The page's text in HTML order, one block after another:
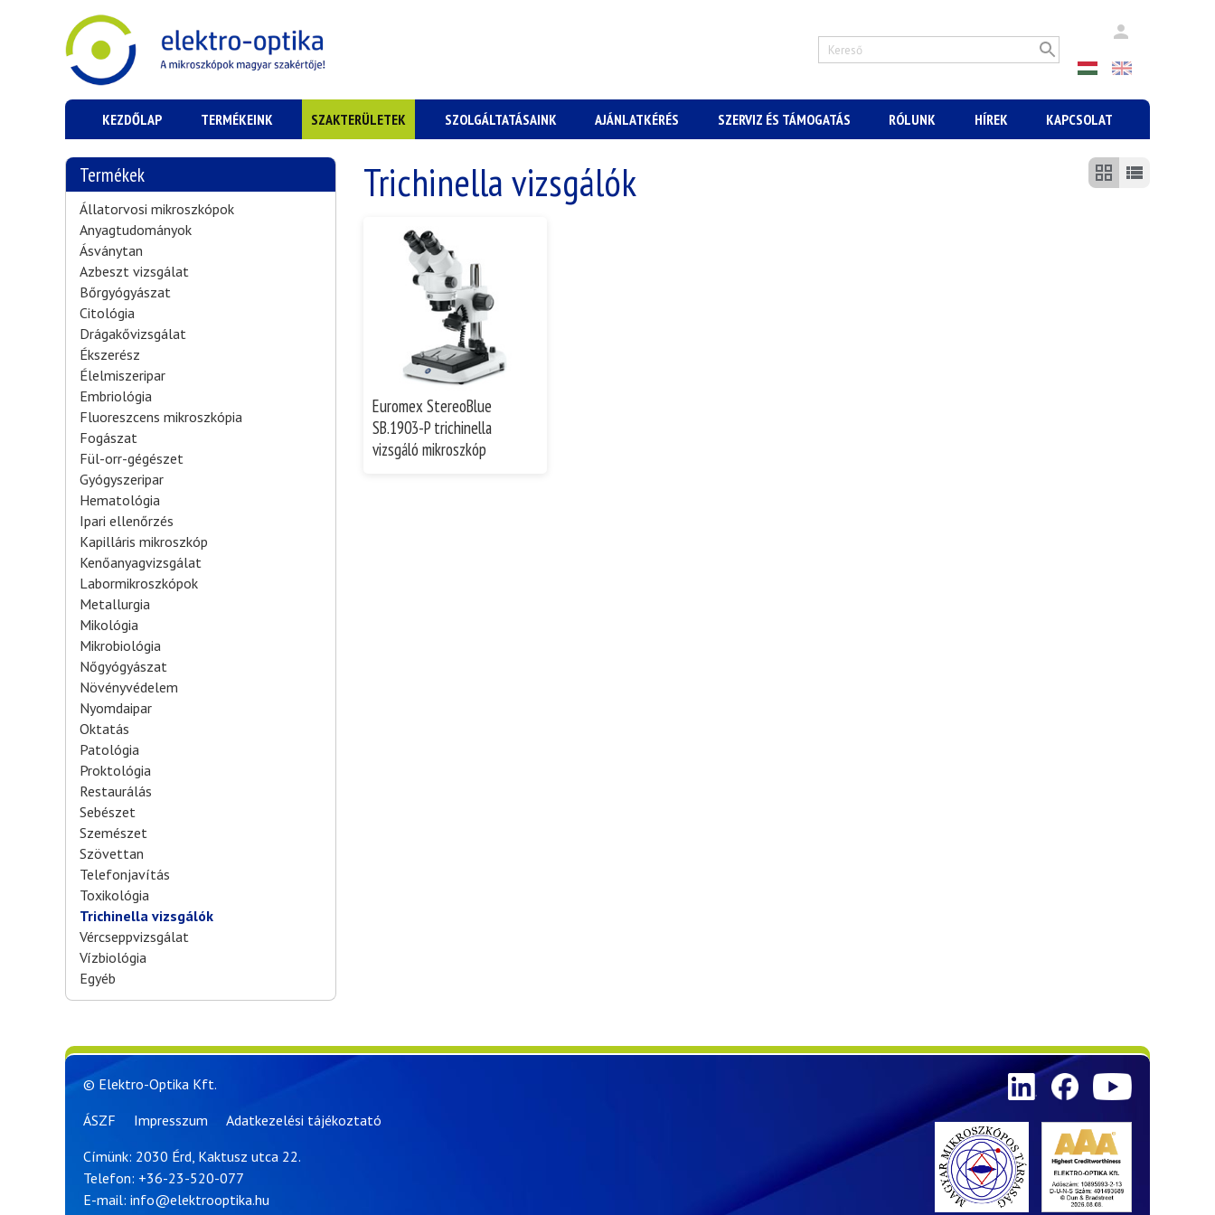
KEZDŐLAP TERMÉKEINK SZAKTERÜLETEK SZOLGÁLTATÁSAINK AJÁNLATKÉRÉS SZERVIZ ÉS TÁMOGATÁS RÓLUNK HÍREK KAPCSOLAT
Termékek
Állatorvosi mikroszkópok
Anyagtudományok
Ásványtan
Azbeszt vizsgálat
Bőrgyógyászat
Citológia
Drágakővizsgálat
Ékszerész
Élelmiszeripar
Embriológia
Fluoreszcens mikroszkópia
Fogászat
Fül-orr-gégészet
Gyógyszeripar
Hematológia
Ipari ellenőrzés
Kapilláris mikroszkóp
Kenőanyagvizsgálat
Labormikroszkópok
Metallurgia
Mikológia
Mikrobiológia
Nőgyógyászat
Növényvédelem
Nyomdaipar
Oktatás
Patológia
Proktológia
Restaurálás
Sebészet
Szemészet
Szövettan
Telefonjavítás
Toxikológia
Trichinella vizsgálók
Vércseppvizsgálat
Vízbiológia
Egyéb
Trichinella vizsgálók
Euromex StereoBlue
SB.1903-P trichinella
vizsgáló mikroszkóp
© Elektro-Optika Kft.
ÁSZF
Impresszum
Adatkezelési tájékoztató
Címünk: 2030 Érd, Kaktusz utca 22.
Telefon: +36-23-520-077
E-mail: info@elektrooptika.hu